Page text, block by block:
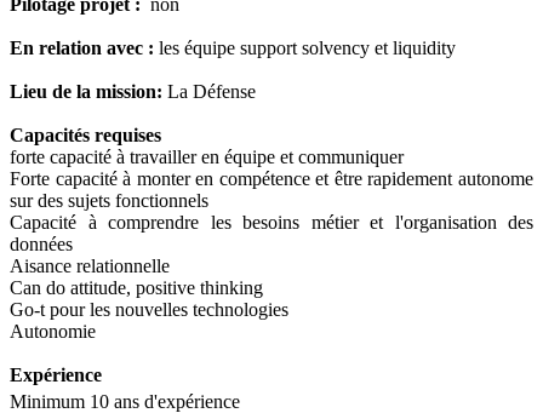
En relation avec : les équipe support solvency et liquidity
Lieu de la mission: La Défense
Capacités requises
forte capacité à travailler en équipe et communiquer
Forte capacité à monter en compétence et être rapidement autonome
sur des sujets fonctionnels
Capacité à comprendre les besoins métier et l'organisation des
données
Aisance relationnelle
Can do attitude, positive thinking
Go-t pour les nouvelles technologies
Autonomie
Expérience
Minimum 10 ans d'expérience